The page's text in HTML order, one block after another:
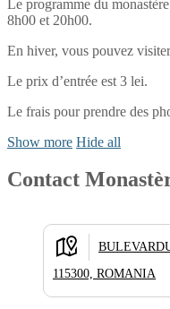
Le programme du
8h00 et 20h00.
En hiver, vous pouvez
Le prix d’entrée est 3 lei.
Le frais pour prendre des
Show more Hide all
Contact
115300, ROMANIA